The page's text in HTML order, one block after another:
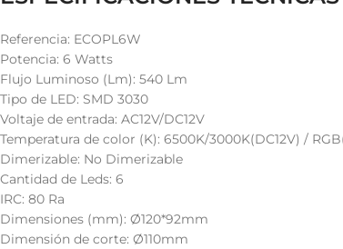
Referencia: ECOPL6W
Potencia: 6 Watts
Flujo Luminoso (Lm): 540 Lm
Tipo de LED: SMD 3030
Voltaje de entrada: AC12V/DC12V
Temperatura de color (K): 6500K/3000K(DC12V) /
Dimerizable: No Dimerizable
Cantidad de Leds: 6
IRC: 80 Ra
Dimensiones (mm): Ø120*92mm
Dimensión de corte: Ø110mm